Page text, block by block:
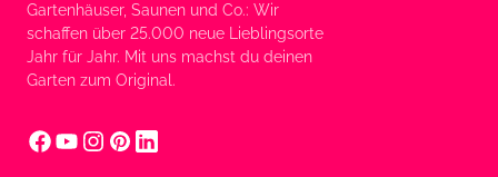
Gartenhäuser, Saunen und Co.: Wir
schaffen über 25.000 neue Lieblingsorte
Jahr für Jahr. Mit uns machst du deinen
Garten zum Original.